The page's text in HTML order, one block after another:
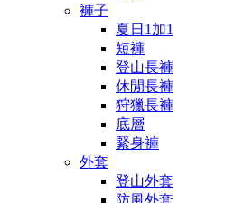
褲子
夏日1加1
短褲
登山長褲
休閒長褲
狩獵長褲
底層
緊身褲
外套
登山外套
防風外套